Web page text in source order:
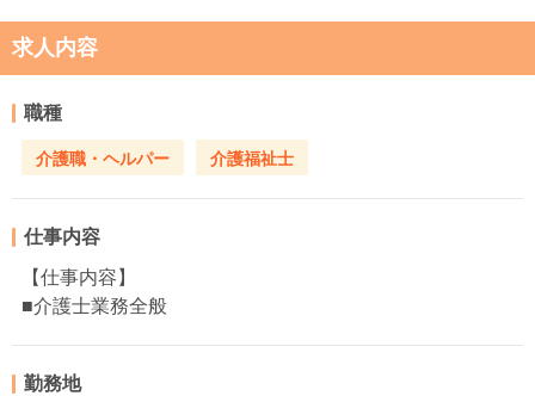
求人内容
職種
介護職・ヘルパー 介護福祉士
仕事内容
【仕事内容】
■介護士業務全般
勤務地